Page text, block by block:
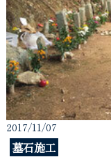
2017/11/07
墓石施工